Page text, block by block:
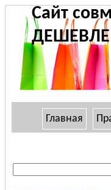
Сайт
Главная